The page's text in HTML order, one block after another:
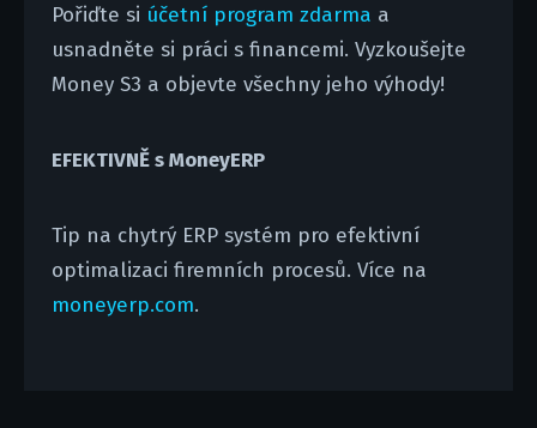
Pořiďte si účetní program zdarma a
usnadněte si práci s financemi. Vyzkoušejte
Money S3 a objevte všechny jeho výhody!
EFEKTIVNĚ s MoneyERP
Tip na chytrý ERP systém pro efektivní
optimalizaci firemních procesů. Více na
moneyerp.com.